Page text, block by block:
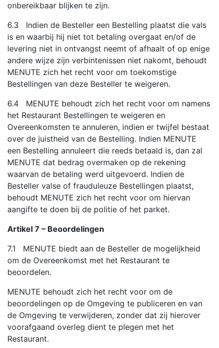
onbereikbaar blijken te zijn.
6.3 Indien de Besteller een Bestelling plaatst die vals
is en waarbij hij niet tot betaling overgaat en/of de
levering niet in ontvangst neemt of afhaalt of op enige
andere wijze zijn verbintenissen niet nakomt, behoudt
MENUTE zich het recht voor om toekomstige
Bestellingen van deze Besteller te weigeren.
6.4 MENUTE behoudt zich het recht voor om namens
het Restaurant Bestellingen te weigeren en
Overeenkomsten te annuleren, indien er twijfel bestaat
over de juistheid van de Bestelling. Indien MENUTE
een Bestelling annuleert die reeds betaald is, dan zal
MENUTE dat bedrag overmaken op de rekening
waarvan de betaling werd uitgevoerd. Indien de
Besteller valse of frauduleuze Bestellingen plaatst,
behoudt MENUTE zich het recht voor om hiervan
aangifte te doen bij de politie of het parket.
Artikel 7 – Beoordelingen
7.1 MENUTE biedt aan de Besteller de mogelijkheid
om de Overeenkomst met het Restaurant te
beoordelen.
MENUTE behoudt zich het recht voor om de
beoordelingen op de Omgeving te publiceren en van
de Omgeving te verwijderen, zonder dat zij hierover
voorafgaand overleg dient te plegen met het
Restaurant.